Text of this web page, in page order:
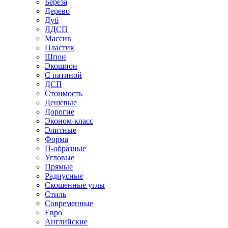
Береза
Дерево
Дуб
ЛДСП
Массив
Пластик
Шпон
Экошпон
С патиной
ДСП
Стоимость
Дешевые
Дорогие
Эконом-класс
Элитные
Форма
П-образные
Угловые
Прямые
Радиусные
Скошенные углы
Стиль
Современные
Евро
Английские